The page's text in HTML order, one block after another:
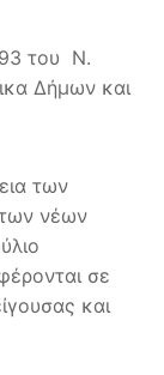
93 του Ν.
Δήμων και
των
νέων
σε
και